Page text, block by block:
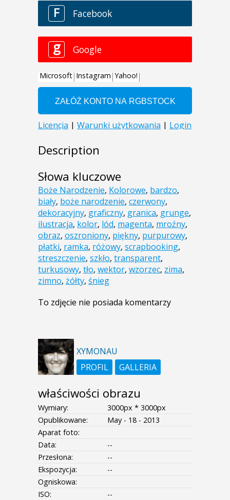
Description
Słowa kluczowe
Boże Narodzenie, Kolorowe, bardzo,
biały, boże narodzenie, czerwony,
dekoracyjny, graficzny, granica, grunge,
ilustracja, kolor, lód, magenta, mroźny,
obraz, oszroniony, piękny, purpurowy,
płatki, ramka, różowy, scrapbooking,
streszczenie, szkło, transparent,
turkusowy, tło, wektor, wzorzec, zima,
zimno, żółty, śnieg
To zdjęcie nie posiada komentarzy
XYMONAU
PROFIL
GALLERIA
właściwości obrazu
Wymiary:
3000px * 3000px
Opublikowane:
May - 18 - 2013
Aparat foto:
Data:
--
Przesłona:
--
Ekspozycja:
--
Ogniskowa:
ISO:
--